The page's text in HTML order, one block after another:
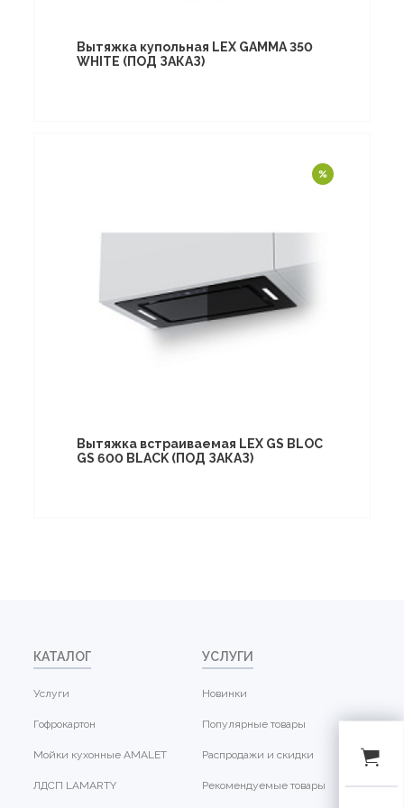
Вытяжка купольная LEX GAMMA 350
WHITE (ПОД ЗАКАЗ)
Вытяжка встраиваемая LEX GS BLOC
GS 600 BLACK (ПОД ЗАКАЗ)
КАТАЛОГ
Услуги
Гофрокартон
Мойки кухонные AMALET
ЛДСП LAMARTY
УСЛУГИ
Новинки
Популярные товары
Распродажи и скидки
Рекомендуемые товары